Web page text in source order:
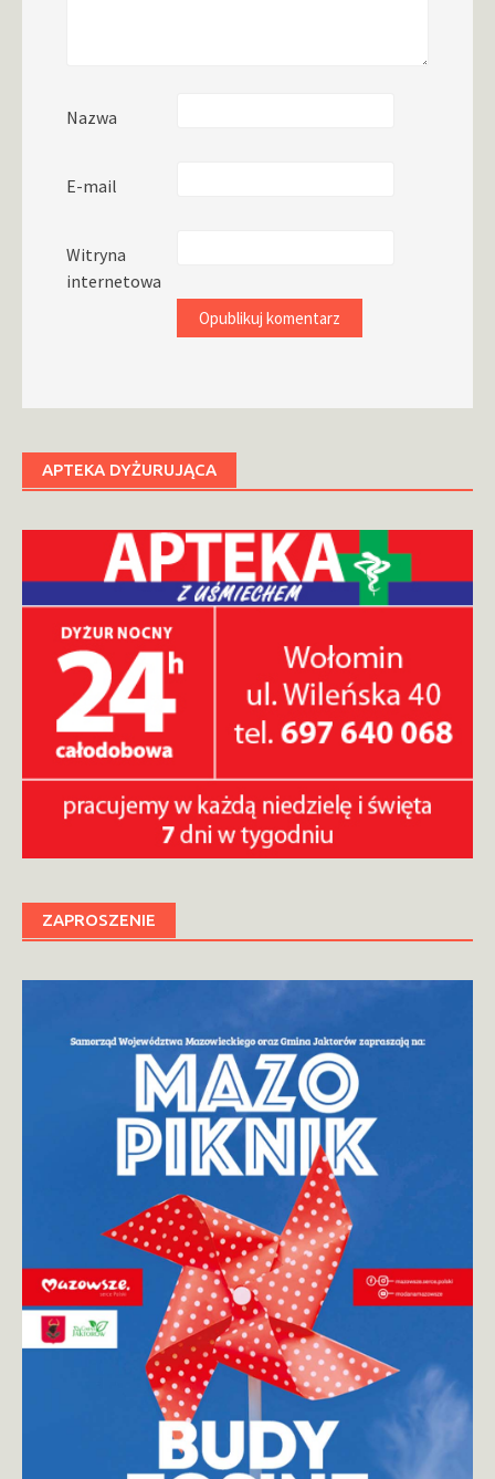
Nazwa
E-mail
Witryna
internetowa
APTEKA DYŻURUJĄCA
ZAPROSZENIE